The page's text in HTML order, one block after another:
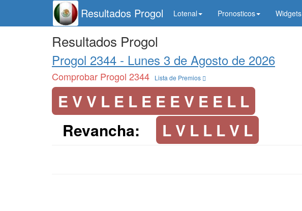
Resultados Progol Lotenal Pronosticos Widgets
Resultados Progol
Progol 2344 - Lunes 3 de Agosto de 2026
Comprobar Progol 2344 Lista de Premios
E V V L E L E E E V E E L L
Revancha:
L V L L L V L